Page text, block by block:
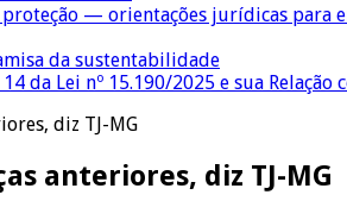
— orientações jurídicas para
da sustentabilidade
da Lei nº 15.190/2025 e sua Relação
diz TJ-MG
anteriores, diz TJ-MG